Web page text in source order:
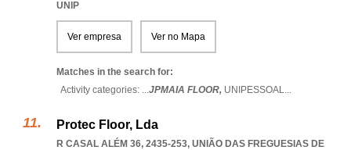
UNIP
Ver empresa Ver no Mapa
Matches in the search for:
Activity categories: ...JPMAIA FLOOR, UNIPESSOAL...
Protec Floor, Lda
R CASAL ALÉM 36, 2435-253, UNIÃO DAS FREGUESIAS DE